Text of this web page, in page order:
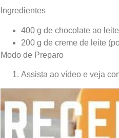
Ingredientes
400 g de chocolate ao
200 g de creme de leite
Modo de Preparo
Assista ao vídeo e veja